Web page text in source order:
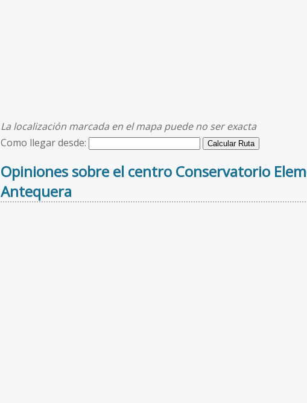
La localización marcada en el mapa puede no ser exacta
Como llegar desde:
Opiniones sobre el centro Conservatorio
Antequera